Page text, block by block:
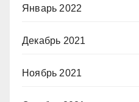
Январь 2022
Декабрь 2021
Ноябрь 2021